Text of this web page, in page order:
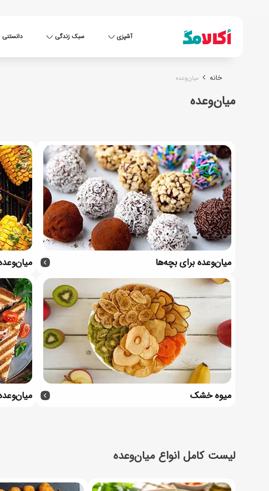
آشپزی سبک زندگی دانستنی
خانه میان‌وعده
میان‌وعده
میان‌وعده برای بچه‌ها
میوه خشک
لیست کامل انواع میان‌وعده